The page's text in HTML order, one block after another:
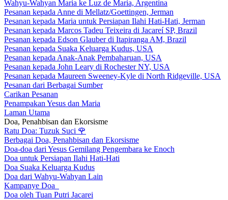
Wahyu-Wahyan Maria ke Luz de Maria, Argentina
Pesanan kepada Anne di Mellatz/Goettingen, Jerman
Pesanan kepada Maria untuk Persiapan Ilahi Hati-Hati, Jerman
Pesanan kepada Marcos Tadeu Teixeira di Jacareí SP, Brazil
Pesanan kepada Edson Glauber di Itapiranga AM, Brazil
Pesanan kepada Suaka Keluarga Kudus, USA
Pesanan kepada Anak-Anak Pembaharuan, USA
Pesanan kepada John Leary di Rochester NY, USA
Pesanan kepada Maureen Sweeney-Kyle di North Ridgeville, USA
Pesanan dari Berbagai Sumber
Carikan Pesanan
Penampakan Yesus dan Maria
Laman Utama
Doa, Penahbisan dan Ekorsisme
Ratu Doa: Tuzuk Suci 🌹
Berbagai Doa, Penahbisan dan Ekorsisme
Doa-doa dari Yesus Gemilang Pengembara ke Enoch
Doa untuk Persiapan Ilahi Hati-Hati
Doa Suaka Keluarga Kudus
Doa dari Wahyu-Wahyan Lain
Kampanye Doa
Doa oleh Tuan Putri Jacarei